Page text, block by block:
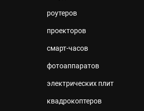
роутеров
проекторов
смарт-часов
фотоаппаратов
электрических плит
квадрокоптеров